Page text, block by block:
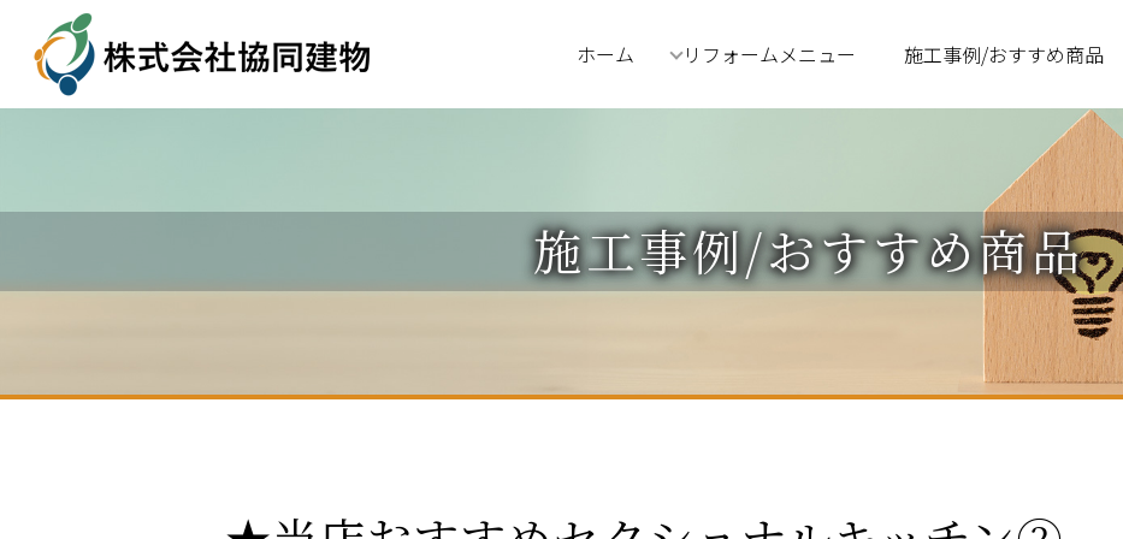
ホーム リフォームメニュー 施工事例/おすすめ商品
施工事例/おすすめ商品